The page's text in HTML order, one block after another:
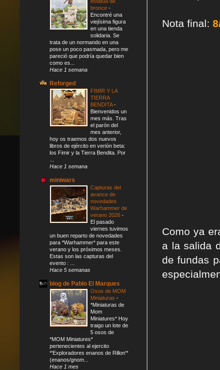
Nota final:
Como ya
a la salida
de fundas
bronce -
Encontré una
viejísima figura
en una tienda
solidaria. Se
trata de un normando en una
pose un poco pasmada, pero me
pareció que podría quedar bien
como es...
Hace 1 semana
Reforged
FIMIR Y LA
TIERRA
BENDITA-
Bienvenidos un
mes más. Tras
el parón del
mes anterior,
hoy os traemos dos nuevos
libros de ejército en verión beta:
los Fimir y la Tierra Bendita. Por
Hace 1 semana
miniwars
Capturas del
avance de
novedades
Warhammer de
verano 2026 -
El pasado
viernes tuvimos
un buen reparto de novedades
para *Warhammer* para este
verano y los próximos meses.
Estas son las capturas del
evento : ...
Hace 5 semanas
blog de Pablo El Marques
Osos de MOM
Miniaturas -
*Miniaturas de
Mom
Miniatures* Hoy
traigo un lote de
5 osos de
*MOM Miniatures*
pertenecientes al ejercito
*'Exploradores enanos de Rillon'*
(enanos/gnom...
Hace 1 mes